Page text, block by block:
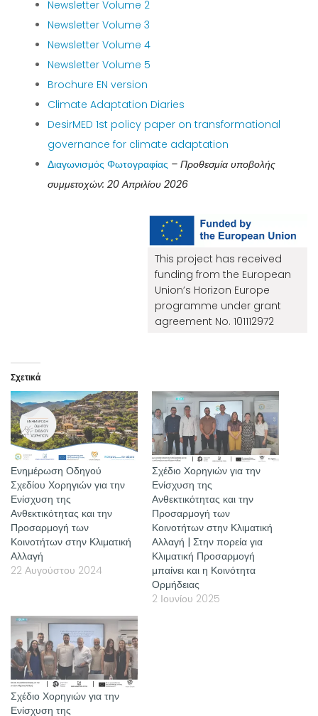
Newsletter Volume 2
Newsletter Volume 3
Newsletter Volume 4
Newsletter Volume 5
Brochure EN version
Climate Adaptation Diaries
DesirMED 1st policy paper on transformational
governance for climate adaptation
Διαγωνισμός Φωτογραφίας – Προθεσμία υποβολής
συμμετοχών: 20 Απριλίου 2026
This project has received
funding from the European
Union’s Horizon Europe
programme under grant
agreement No. 101112972
Σχετικά
Ενημέρωση Οδηγού
Σχεδίου Χορηγιών για την
Ενίσχυση της
Ανθεκτικότητας και την
Προσαρμογή των
Κοινοτήτων στην Κλιματική
Αλλαγή
22 Αυγούστου 2024
Σχέδιο Χορηγιών για την
Ενίσχυση της
Ανθεκτικότητας και την
Προσαρμογή των
Κοινοτήτων στην Κλιματική
Αλλαγή | Στην πορεία για
Κλιματική Προσαρμογή
μπαίνει και η Κοινότητα
Ορμήδειας
2 Ιουνίου 2025
Σχέδιο Χορηγιών για την
Ενίσχυση της